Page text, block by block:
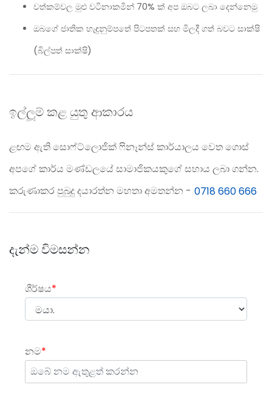
වත්කම්වල මුළු වටිනාකමින් 70% ක් අප ඔබට ලබා දෙන්නෙමු
ඔබගේ ජාතික හැඳුනුම්පතේ පිටපතක් සහ මිලදී ගත් බවට සාක්ෂි
(බිල්පත් සාක්ෂි)
ඉල්ලූම් කළ යුතු ආකාරය
ළඟම ඇති සොෆ්ට්ලොජික් ෆිනෑන්ස් කාර්යාලය වෙත ගොස්
අපගේ කාර්ය මණ්ඩලයේ සාමාජිකයකුගේ සහාය ලබා ගන්න.
කරුණාකර පුබුදු දයාරත්න මහතා අමතන්න - 0718 660 666
දැන්ම විමසන්න
ශීර්ෂය*
නම*